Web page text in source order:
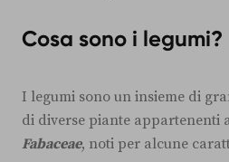
Cosa sono i legumi?
I legumi sono un insieme di
di diverse piante appartenenti
Fabaceae, noti per alcune